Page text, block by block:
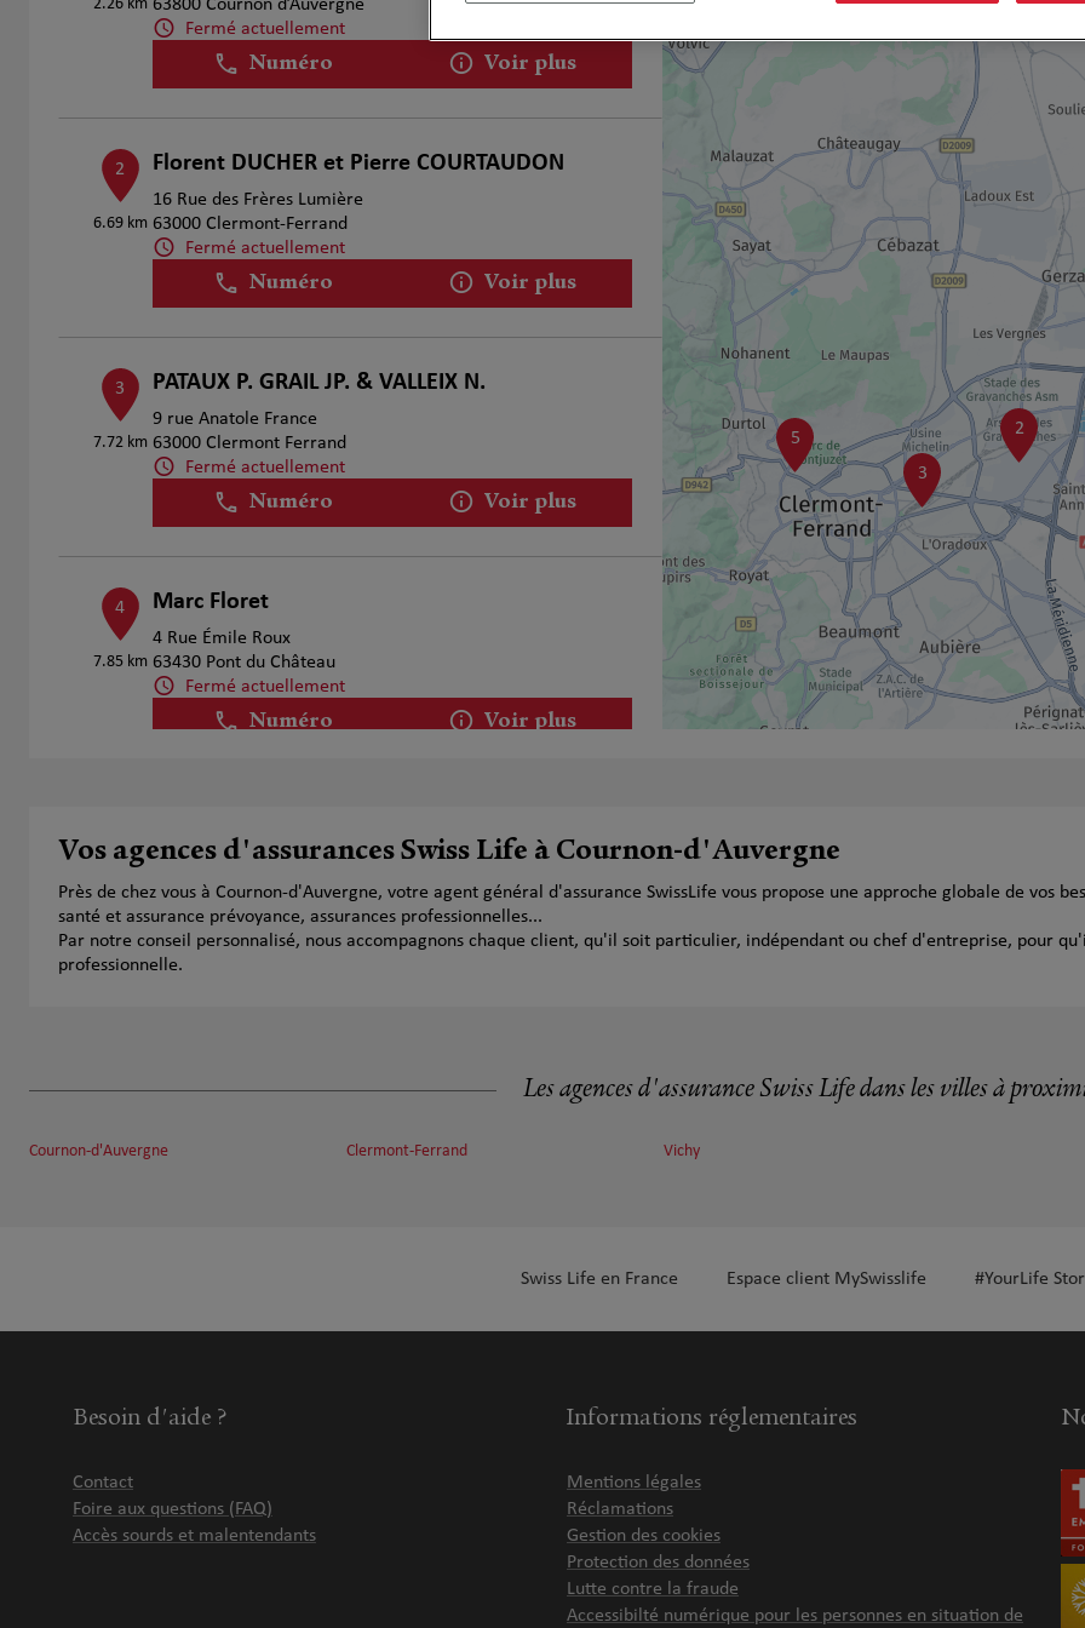
2.26 km 63800 Cournon d’Auvergne
Fermé actuellement
Numéro Voir plus
2
6.69 km
Florent DUCHER et Pierre COURTAUDON
16 Rue des Frères Lumière
63000 Clermont-Ferrand
Fermé actuellement
Numéro Voir plus
3
7.72 km
PATAUX P. GRAIL JP. & VALLEIX N.
9 rue Anatole France
63000 Clermont Ferrand
Fermé actuellement
Numéro Voir plus
4
7.85 km
Marc Floret
4 Rue Émile Roux
63430 Pont du Château
Fermé actuellement
Numéro Voir plus
10.55 km
52 Avenue Raymond Bergougnan
63000 Clermont Ferrand
Fermé actuellement
Numéro Voir plus
5
3
2
Vos agences d'assurances Swiss Life à Cournon-d'Auvergne
Près de chez vous à Cournon-d'Auvergne, votre agent général d'assurance SwissLife vous propose une approche globale de vos
santé et assurance prévoyance, assurances professionnelles...
Par notre conseil personnalisé, nous accompagnons chaque client, qu'il soit particulier, indépendant ou chef d'entreprise, pour
professionnelle.
Les agences d'assurance Swiss Life dans les villes à
Cournon-d'Auvergne Clermont-Ferrand Vichy
Swiss Life en France Espace client MySwisslife #YourLife
Besoin d'aide ?
Contact
Foire aux questions (FAQ)
Accès sourds et malentendants
Informations réglementaires
Mentions légales
Réclamations
Gestion des cookies
Protection des données
Lutte contre la fraude
Accessibilté numérique pour les personnes en situation de